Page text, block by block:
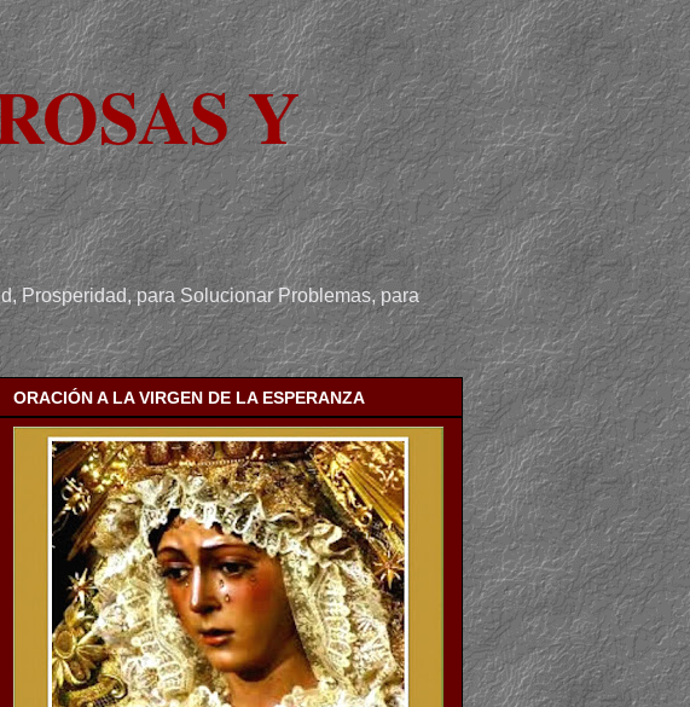
Y
Prosperidad, para Solucionar Problemas, para
ORACIÓN A LA VIRGEN DE LA ESPERANZA